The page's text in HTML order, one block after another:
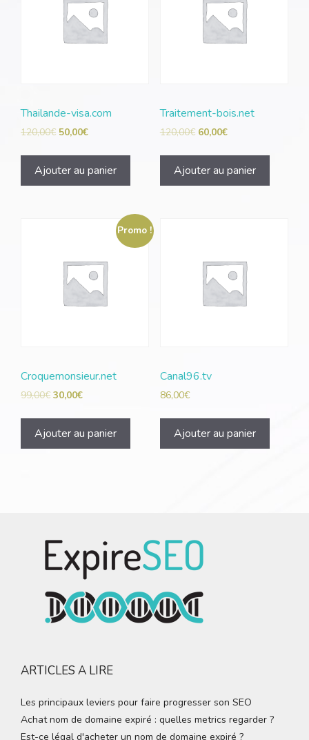
Thailande-visa.com
120,00€ 50,00€
Ajouter au panier
Traitement-bois.net
120,00€ 60,00€
Ajouter au panier
Promo !
Croquemonsieur.net
99,00€ 30,00€
Ajouter au panier
Canal96.tv
86,00€
Ajouter au panier
ARTICLES A LIRE
Les principaux leviers pour faire progresser son SEO
Achat nom de domaine expiré : quelles metrics regarder ?
Est-ce légal d'acheter un nom de domaine expiré ?